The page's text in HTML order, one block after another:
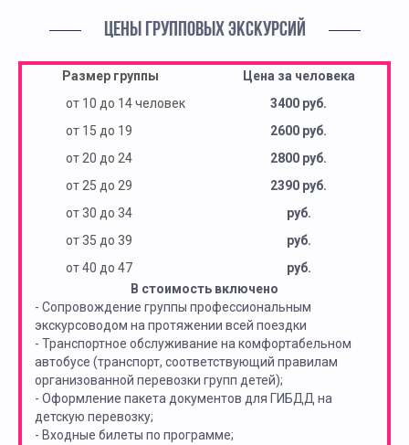
ЦЕНЫ ГРУППОВЫХ ЭКСКУРСИЙ
Размер группы
Цена за человека
от 10 до 14 человек
3400 руб.
от 15 до 19
2600 руб.
от 20 до 24
2800 руб.
от 25 до 29
2390 руб.
от 30 до 34
руб.
от 35 до 39
руб.
от 40 до 47
руб.
В стоимость включено
- Сопровождение группы профессиональным
экскурсоводом на протяжении всей поездки
- Транспортное обслуживание на комфортабельном
автобусе (транспорт, соответствующий правилам
организованной перевозки групп детей);
- Оформление пакета документов для ГИБДД на
детскую перевозку;
- Входные билеты по программе;